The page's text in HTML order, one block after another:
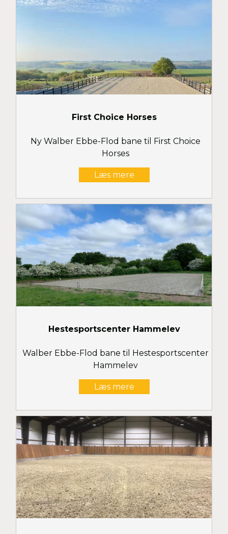
First Choice Horses
Ny Walber Ebbe-Flod bane til First Choice
Horses
Læs mere
Hestesportscenter Hammelev
Walber Ebbe-Flod bane til Hestesportscenter
Hammelev
Læs mere